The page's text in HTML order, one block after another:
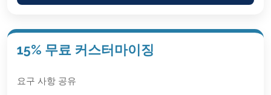
15% 무료 커스터마이징
요구 사항 공유